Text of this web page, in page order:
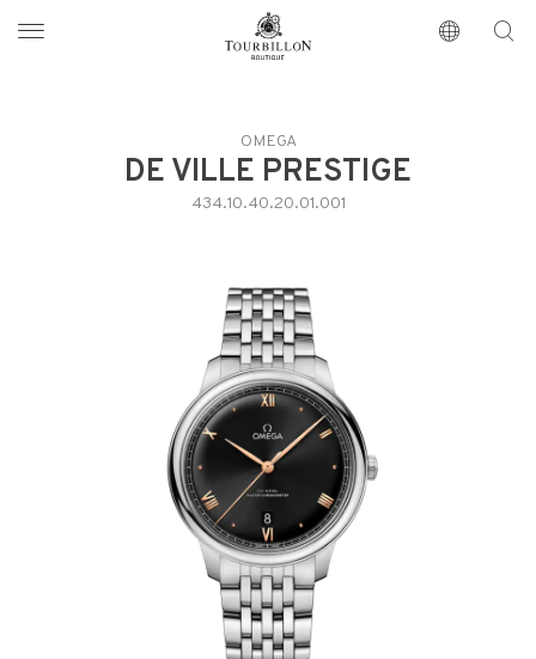
https://www.tourbillon.com/es
OMEGA
DE VILLE PRESTIGE
434.10.40.20.01.001